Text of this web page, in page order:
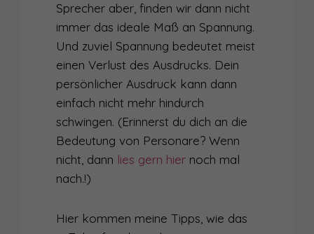
Sprecher aber, finden wir dann nicht
immer das ideale Maß an Spannung.
Und zuviel Spannung bedeutet meist
einen Verlust des Ausdrucks. Dein
persönlicher Ausdruck kann dann
einfach nicht mehr hindurch
schwingen. (Erinnerst du dich an die
Bedeutung von Personare? Wenn
nicht, dann lies gern hier noch mal
nach.!)
Hier kommen meine Tipps, wie das